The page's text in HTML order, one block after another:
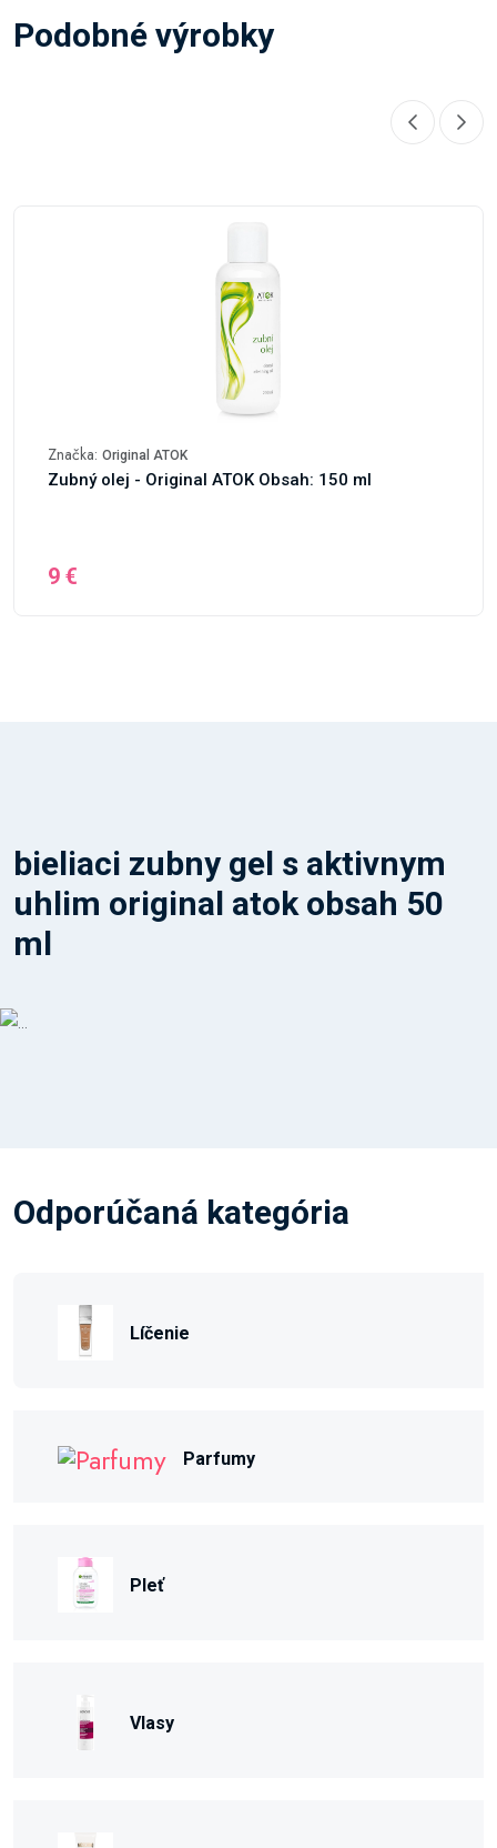
Podobné výrobky
Značka: Original ATOK
Zubný olej - Original ATOK Obsah: 150 ml
9 €
bieliaci zubny gel s aktivnym
uhlim original atok obsah 50
ml
Odporúčaná kategória
Líčenie
Parfumy
Pleť
Vlasy